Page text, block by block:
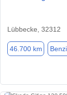
Lübbecke, 32312
46.700 km